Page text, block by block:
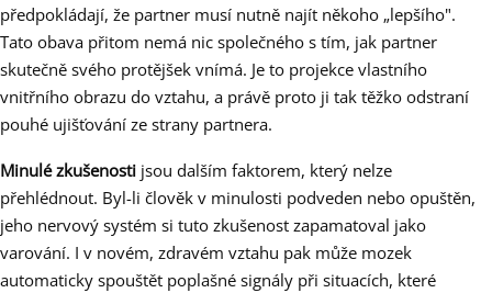
předpokládají, že partner musí nutně najít někoho „lepšího".
Tato obava přitom nemá nic společného s tím, jak partner
skutečně svého protějšek vnímá. Je to projekce vlastního
vnitřního obrazu do vztahu, a právě proto ji tak těžko odstraní
pouhé ujišťování ze strany partnera.
Minulé zkušenosti jsou dalším faktorem, který nelze
přehlédnout. Byl-li člověk v minulosti podveden nebo opuštěn,
jeho nervový systém si tuto zkušenost zapamatoval jako
varování. I v novém, zdravém vztahu pak může mozek
automaticky spouštět poplašné signály při situacích, které